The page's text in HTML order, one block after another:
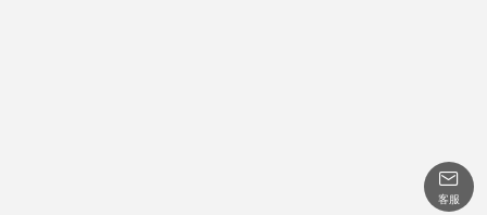

客服